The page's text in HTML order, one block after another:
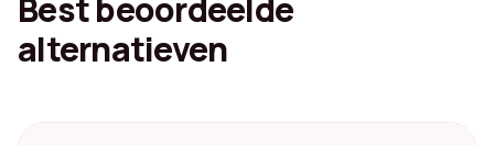
Best beoordeelde
alternatieven